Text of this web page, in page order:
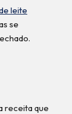
leite
se
receita que